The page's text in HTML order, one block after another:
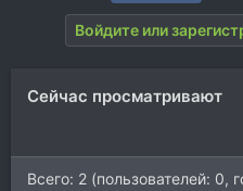
Войдите или
Сейчас просматривают
Всего: 2 (пользователей: 0,